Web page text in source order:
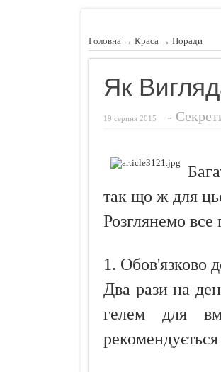
Головна → Краса → Поради
Як
19 серпня 2015 -
так що ж для
Розглянемо все
1. Обов'язково
Два рази на
гелем для